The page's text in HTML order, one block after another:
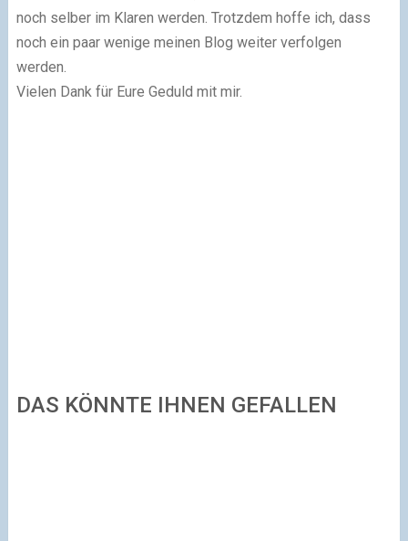
noch selber im Klaren werden. Trotzdem hoffe ich, dass
noch ein paar wenige meinen Blog weiter verfolgen
werden.
Vielen Dank für Eure Geduld mit mir.
DAS KÖNNTE IHNEN GEFALLEN